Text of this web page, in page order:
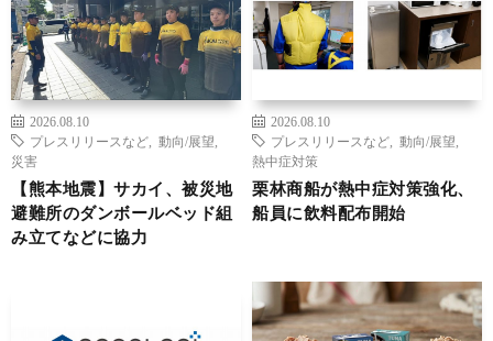
2026.08.10
プレスリリースなど
動向/展望
災害
【熊本地震】サカイ、被災地
避難所のダンボールベッド組
み立てなどに協力
2026.08.10
プレスリリースなど
動向/展望
熱中症対策
栗林商船が熱中症対策強化、
船員に飲料配布開始